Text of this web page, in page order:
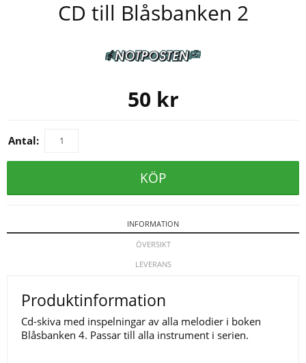
CD till Blåsbanken 2
50 kr
Antal:
KÖP
INFORMATION
ÖVERSIKT
LEVERANS
Produktinformation
Cd-skiva med inspelningar av alla melodier i boken
Blåsbanken 4. Passar till alla instrument i serien.